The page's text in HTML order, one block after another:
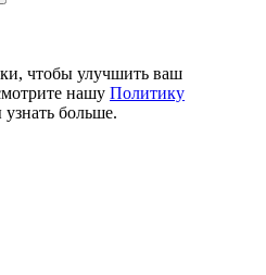
чтобы улучшить ваш
нашу Политику
узнать больше.